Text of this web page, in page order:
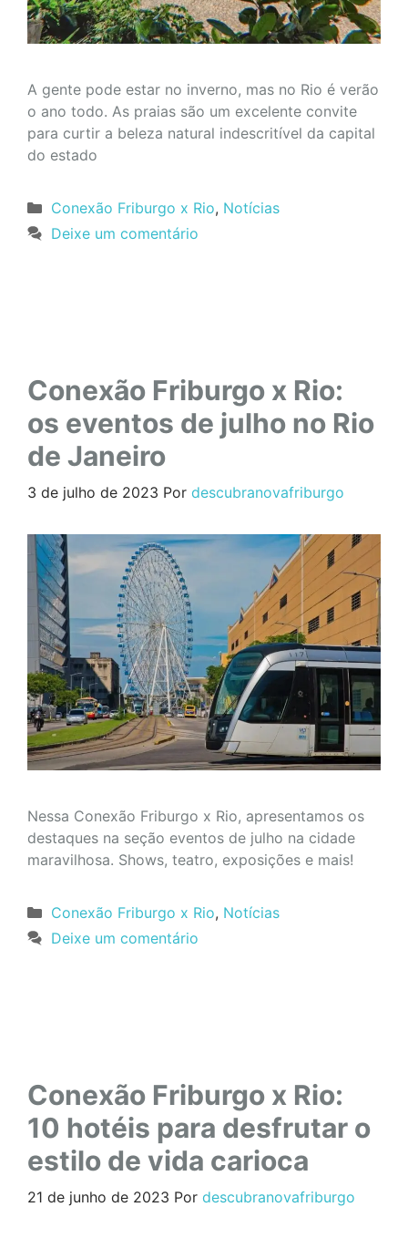
A gente pode estar no inverno, mas no Rio é verão
o ano todo. As praias são um excelente convite
para curtir a beleza natural indescritível da capital
do estado
Categorias
Conexão Friburgo x Rio, Notícias
Deixe um comentário
Conexão Friburgo x Rio:
os eventos de julho no Rio
de Janeiro
3 de julho de 2023 Por descubranovafriburgo
Nessa Conexão Friburgo x Rio, apresentamos os
destaques na seção eventos de julho na cidade
maravilhosa. Shows, teatro, exposições e mais!
Categorias
Conexão Friburgo x Rio, Notícias
Deixe um comentário
Conexão Friburgo x Rio:
10 hotéis para desfrutar o
estilo de vida carioca
21 de junho de 2023 Por descubranovafriburgo